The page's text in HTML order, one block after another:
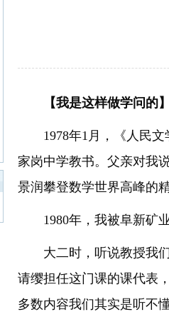
【我是这样做学问的】
1978年1月，《人民文
家岗中学教书。父亲对我
景润攀登数学世界高峰的
1980年，我被阜新矿业
大二时，听说教授我们
请缨担任这门课的课代表
多数内容我们其实是听不